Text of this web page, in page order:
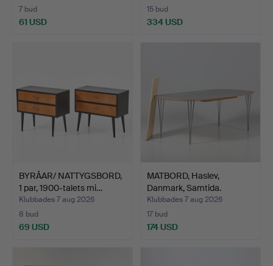
7 bud
61 USD
15 bud
334 USD
BYRÅAR/ NATTYGSBORD,
1 par, 1900-talets mi…
Klubbades 7 aug 2026
8 bud
69 USD
MATBORD, Haslev,
Danmark, Samtida.
Klubbades 7 aug 2026
17 bud
174 USD